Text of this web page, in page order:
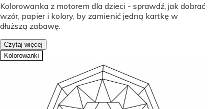
Kolorowanka z motorem dla dzieci - sprawdź, jak dobrać
wzór, papier i kolory, by zamienić jedną kartkę w
dłuższą zabawę.
Czytaj więcej
Kolorowanki